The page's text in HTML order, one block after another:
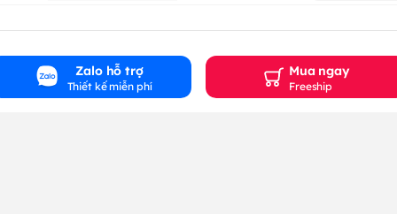
Zalo hỗ trợ
Thiết kế miễn phí
Mua ngay
Freeship